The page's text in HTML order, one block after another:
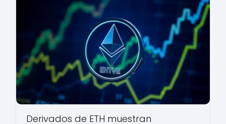
Derivados de ETH muestran